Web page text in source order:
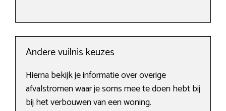
Andere vuilnis keuzes
Hierna bekijk je informatie over overige
afvalstromen waar je soms mee te doen hebt bij
bij het verbouwen van een woning.